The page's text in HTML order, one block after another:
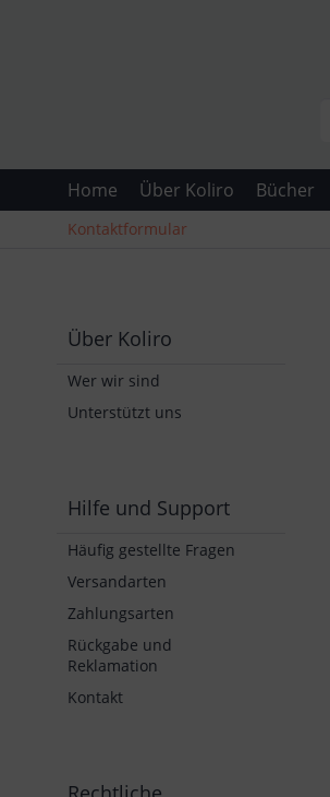
Home Über Koliro Bücher
Kontaktformular
Über Koliro
Wer wir sind
Unterstützt uns
Hilfe und Support
Häufig gestellte Fragen
Versandarten
Zahlungsarten
Rückgabe und
Reklamation
Kontakt